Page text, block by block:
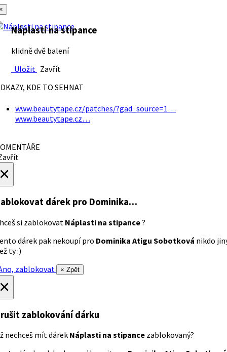
Náplasti na stipance
klidně dvě balení
Uložit Zavřít
KDE TO SEHNAT
www.beautytape.cz/patches/?gad_source=1…
www.beautytape.cz…
dárek pro Dominika…
si zablokovat Náplasti na stipance?
dárek pak nekoupí pro Dominika Atigu Sobotková nikdo
ty :)
zablokovat
× Zpět
zablokování dárku
nechceš mít dárek Náplasti na stipance zablokovaný?